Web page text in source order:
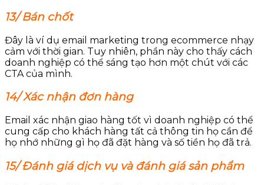
13/ Bán chốt
Đây là ví dụ email marketing trong ecommerce nhạy
cảm với thời gian. Tuy nhiên, phần này cho thấy cách
doanh nghiệp có thể sáng tạo hơn một chút với các
CTA của mình.
14/ Xác nhận đơn hàng
Email xác nhận giao hàng tốt vì doanh nghiệp có thể
cung cấp cho khách hàng tất cả thông tin họ cần để
họ nhớ những gì họ đã đặt hàng và số tiền họ đã trả.
15/ Đánh giá dịch vụ và đánh giá sản phẩm